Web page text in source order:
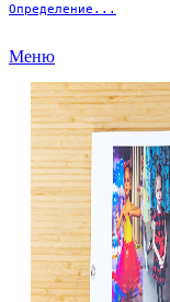
Определение...
Меню